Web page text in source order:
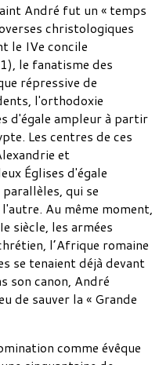
André fut un « temps
christologiques
le IVe concile
le fanatisme des
répressive de
l'orthodoxie
d'égale ampleur à partir
Les centres de ces
et
Églises d'égale
qui se
Au même moment,
siècle, les armées
l’Afrique romaine
se tenaient déjà devant
son canon, André
de sauver la « Grande
comme évêque